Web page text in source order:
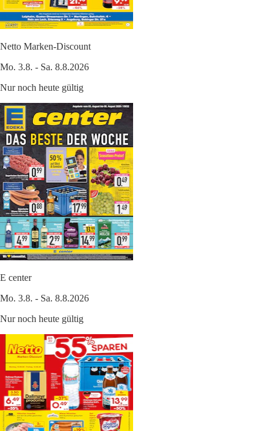
Netto Marken-Discount
Mo. 3.8. - Sa. 8.8.2026
Nur noch heute gültig
E center
Mo. 3.8. - Sa. 8.8.2026
Nur noch heute gültig